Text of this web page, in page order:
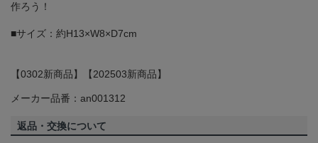
作ろう！
■サイズ：約H13×W8×D7cm
【0302新商品】【202503新商品】
メーカー品番：an001312
返品・交換について